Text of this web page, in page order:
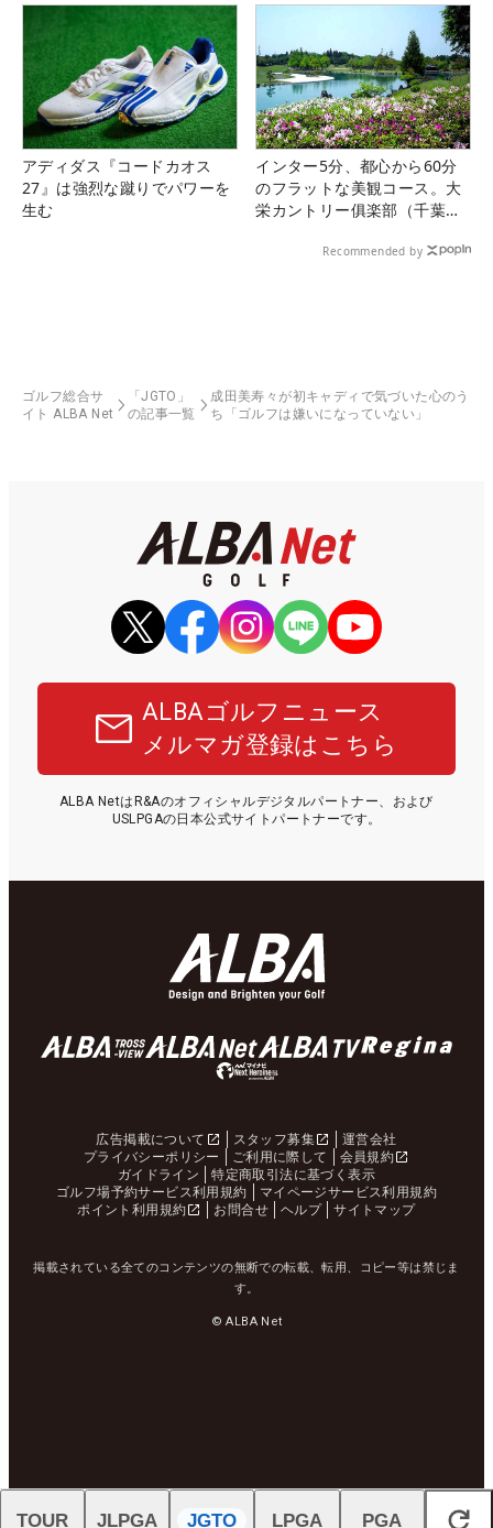
アディダス『コードカオス
27』は強烈な蹴りでパワーを
生む
インター5分、都心から60分
のフラットな美観コース。大
栄カントリー俱楽部（千葉
Recommended by
ゴルフ総合サ
イト ALBA Net
「JGTO」
の記事一覧
成田美寿々が初キャディで気づいた心のう
ち「ゴルフは嫌いになっていない」
ALBAゴルフニュース
メルマガ登録はこちら
ALBA NetはR&Aのオフィシャルデジタルパートナー、および
USLPGAの日本公式サイトパートナーです。
広告掲載について スタッフ募集
運営会社
プライバシーポリシー
ご利用に際して
会員規約
ガイドライン
特定商取引法に基づく表示
ゴルフ場予約サービス利用規約
マイページサービス利用規約
ポイント利用規約
お問合せ ヘルプ サイトマップ
掲載されている全てのコンテンツの無断での転載、転用、コピー等は禁じま
す。
© ALBA Net
閉じる
TOUR JLPGA JGTO LPGA PGA